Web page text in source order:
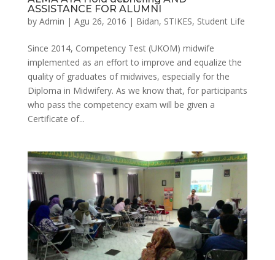
ASSISTANCE FOR ALUMNI
by Admin | Agu 26, 2016 | Bidan, STIKES, Student Life
Since 2014, Competency Test (UKOM) midwife
implemented as an effort to improve and equalize the
quality of graduates of midwives, especially for the
Diploma in Midwifery. As we know that, for participants
who pass the competency exam will be given a
Certificate of...